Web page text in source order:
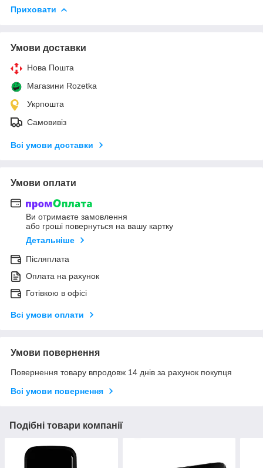
Приховати
Умови доставки
Нова Пошта
Магазини Rozetka
Укрпошта
Самовивіз
Всі умови доставки
Умови оплати
Ви отримаєте замовлення
або гроші повернуться на вашу картку
Детальніше
Післяплата
Оплата на рахунок
Готівкою в офісі
Всі умови оплати
Умови повернення
Повернення товару впродовж 14 днів за рахунок покупця
Всі умови повернення
Подібні товари компанії